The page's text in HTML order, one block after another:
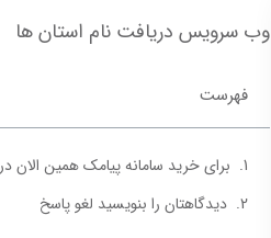
وب سرویس دریافت نام استان ها
فهرست
برای خرید سامانه پیامک همین الان
دیدگاهتان را بنویسید لغو پاسخ